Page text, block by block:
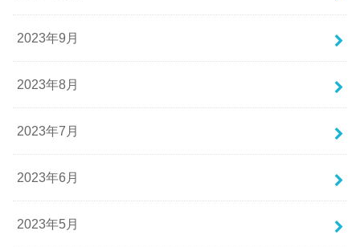
2023年9月
2023年8月
2023年7月
2023年6月
2023年5月